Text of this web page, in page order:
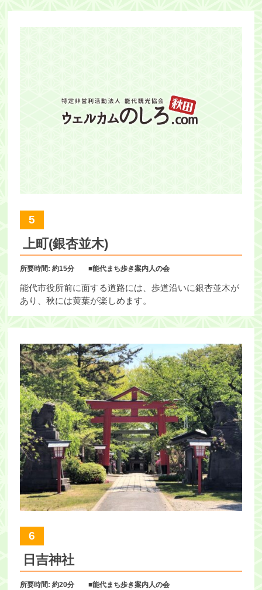
5
上町(銀杏並木)
所要時間: 約15分 ■能代まち歩き案内人の会
能代市役所前に面する道路には、歩道沿いに銀杏並木が
あり、秋には黄葉が楽しめます。
6
日吉神社
所要時間: 約20分 ■能代まち歩き案内人の会